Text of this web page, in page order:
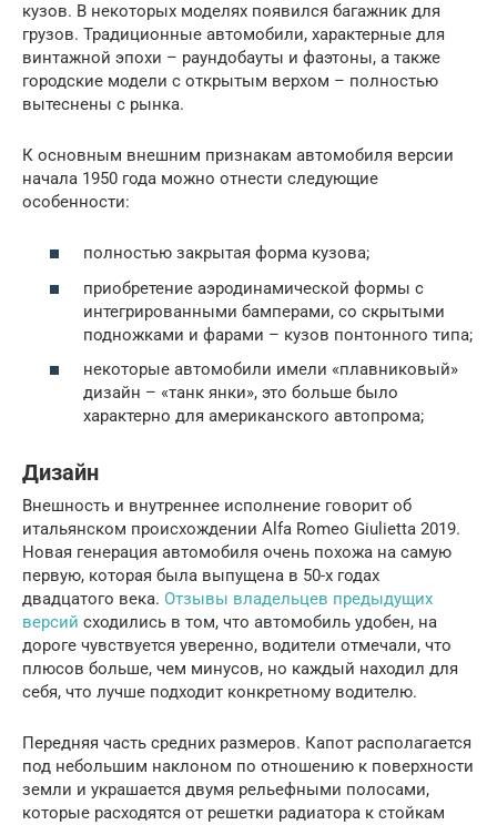
кузов. В некоторых моделях появился багажник для
грузов. Традиционные автомобили, характерные для
винтажной эпохи – раундобауты и фаэтоны, а также
городские модели с открытым верхом – полностью
вытеснены с рынка.
К основным внешним признакам автомобиля версии
начала 1950 года можно отнести следующие
особенности:
полностью закрытая форма кузова;
приобретение аэродинамической формы с
интегрированными бамперами, со скрытыми
подножками и фарами – кузов понтонного типа;
некоторые автомобили имели «плавниковый»
дизайн – «танк янки», это больше было
характерно для американского автопрома;
Дизайн
Внешность и внутреннее исполнение говорит об
итальянском происхождении Alfa Romeo Giulietta 2019.
Новая генерация автомобиля очень похожа на самую
первую, которая была выпущена в 50-х годах
двадцатого века. Отзывы владельцев предыдущих
версий сходились в том, что автомобиль удобен, на
дороге чувствуется уверенно, водители отмечали, что
плюсов больше, чем минусов, но каждый находил для
себя, что лучше подходит конкретному водителю.
Передняя часть средних размеров. Капот располагается
под небольшим наклоном по отношению к поверхности
земли и украшается двумя рельефными полосами,
которые расходятся от решетки радиатора к стойкам